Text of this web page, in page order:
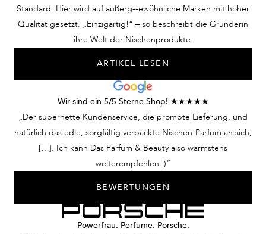
Standard. Hier wird auf außerg--ewöhnliche Marken mit hoher
Qualität gesetzt. „Einzigartig!“ – so beschreibt die Gründerin
ihre Welt der Nischenprodukte.
ARTIKEL LESEN
Wir sind ein 5/5 Sterne Shop! ★★★★★
„Der supernette Kundenservice, die prompte Lieferung, und
natürlich das edle, sorgfältig verpackte Nischen-Parfum an sich,
[…]. Ich kann Das Parfum & Beauty also wärmstens
weiterempfehlen :)“
BEWERTUNGEN
Powerfrau. Perfume. Porsche.